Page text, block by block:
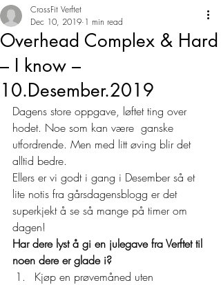
Overhead Complex & Hard
– I know –
10.Desember.2019
CrossFit Verftet
Dec 10, 2019 1 min read
Dagens store oppgave, løftet ting over
hodet. Noe som kan være  ganske
utfordrende. Men med litt øving blir det
alltid bedre.
Ellers er vi godt i gang i Desember så et
lite notis fra gårsdagensblogg er det
superkjekt å se så mange på timer om
dagen!
Har dere lyst å gi en julegave fra Verftet til
noen dere er glade i?
Kjøp en prøvemåned uten